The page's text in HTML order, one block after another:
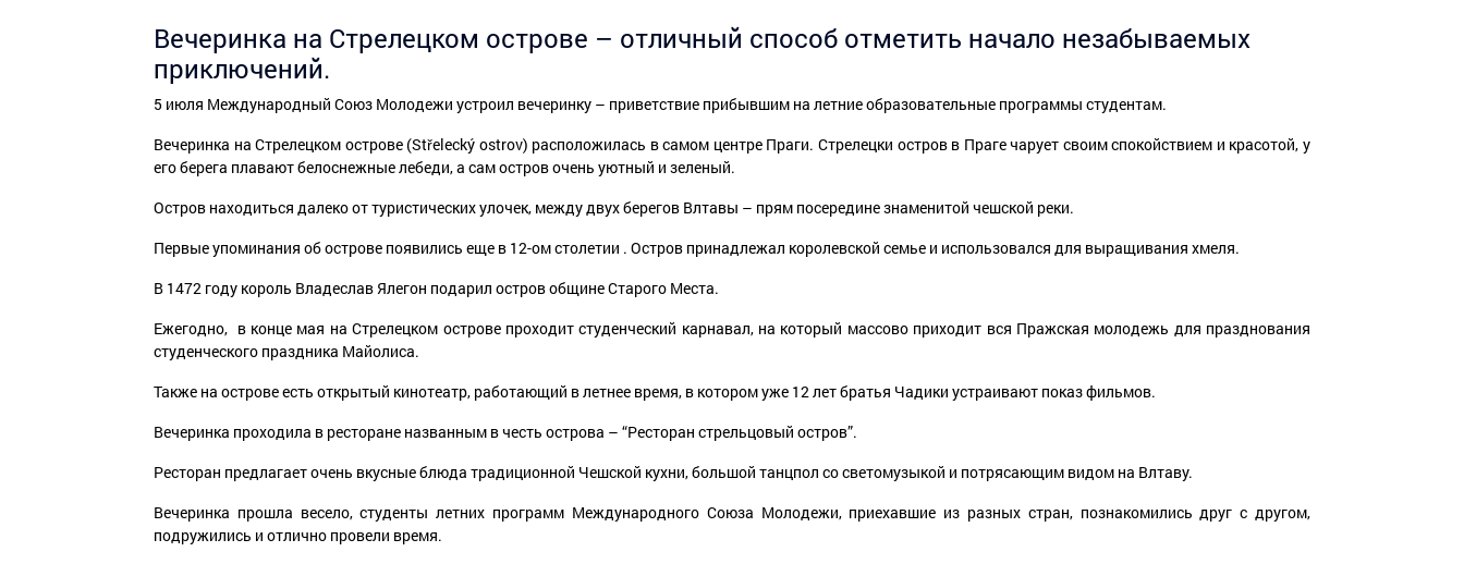
Вечеринка на Стрелецком острове – отличный способ отметить начало незабываемых
приключений.
5 июля Международный Cоюз Молодежи устроил вечеринку – приветствие прибывшим на летние образовательные программы студентам.
Вечеринка на Стрелецком острове (Střelecký ostrov) расположилась в самом центре Праги. Стрелецки остров в Праге чарует своим спокойствием и красотой, у
его берега плавают белоснежные лебеди, а сам остров очень уютный и зеленый.
Остров находиться далеко от туристических улочек, между двух берегов Влтавы – прям посередине знаменитой чешской реки.
Первые упоминания об острове появились еще в 12-ом столетии . Остров принадлежал королевской семье и использовался для выращивания хмеля.
В 1472 году король Владеслав Ялегон подарил остров общине Старого Места.
Ежегодно, в конце мая на Стрелецком острове проходит студенческий карнавал, на который массово приходит вся Пражская молодежь для празднования
студенческого праздника Майолиса.
Также на острове есть открытый кинотеатр, работающий в летнее время, в котором уже 12 лет братья Чадики устраивают показ фильмов.
Вечеринка проходила в ресторане названным в честь острова – “Ресторан стрельцовый остров”.
Ресторан предлагает очень вкусные блюда традиционной Чешской кухни, большой танцпол со светомузыкой и потрясающим видом на Влтаву.
Вечеринка прошла весело, студенты летних программ Международного Союза Молодежи, приехавшие из разных стран, познакомились друг с другом,
подружились и отлично провели время.